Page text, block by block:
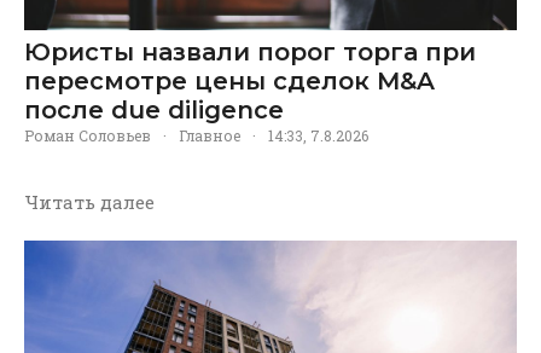
Юристы назвали порог торга при
пересмотре цены сделок M&A
после due diligence
Роман Соловьев · Главное · 14:33, 7.8.2026
Читать далее